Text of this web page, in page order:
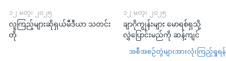
၁၂ မတ္၊ ၂၀၂၅
လူကြည့်များဆိုရှယ်မီဒီယာ သတင်း
တို
၁၂ မတ္၊ ၂၀၂၅
ချာဂိုကျွန်းများ မောရစ်ရှသို့
လွှဲပြောင်းမည်ကို ဆန့်ကျင်
အစီအစဉ်တွဲများအားလုံးကြည့်ရှုရန်